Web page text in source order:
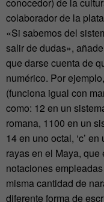
colaborador de la
«Si sabemos del
salir de dudas»,
que darse cuenta de
numérico. Por
(funciona igual con
como: 12 en un
romana, 1100 en un
14 en uno octal, ‘c’
rayas en el Maya,
notaciones
misma cantidad de
diferente forma de